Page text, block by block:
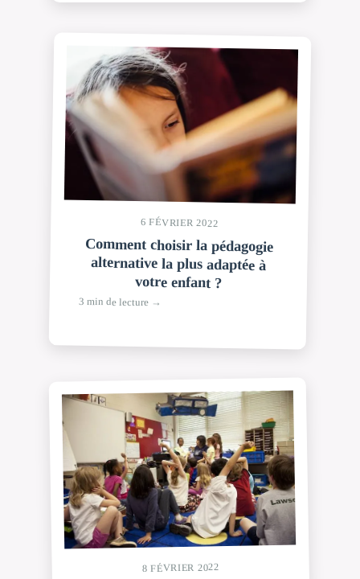
6 FÉVRIER 2022
Comment choisir la pédagogie
alternative la plus adaptée à
votre enfant ?
3 min de lecture →
8 FÉVRIER 2022